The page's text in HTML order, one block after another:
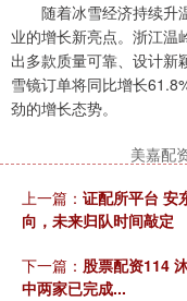
随着冰雪经济持续升
业的增长新亮点。浙江温
出多款质量可靠、设计新
雪镜订单将同比增长
劲的增长态势。
美嘉配
上一篇： 证配所平台 安
向，未来归队时间敲定
下一篇： 股票配资114
中两家已完成...